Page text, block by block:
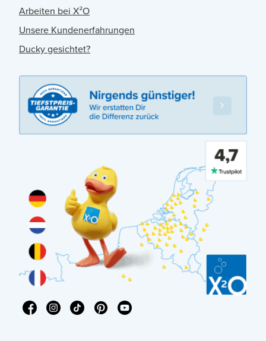
Arbeiten bei X²O
Unsere Kundenerfahrungen
Ducky gesichtet?